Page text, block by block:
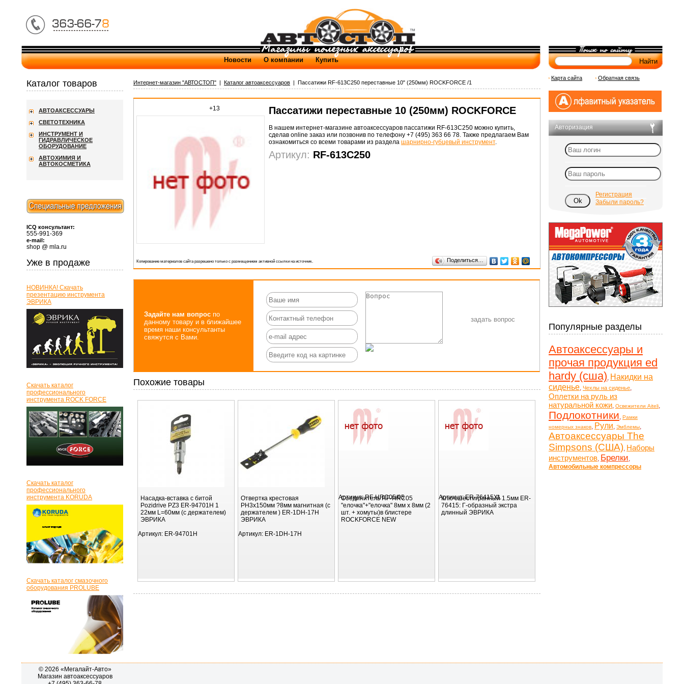
Новости О компании Купить
Интернет-магазин "АВТОСТОП" | Каталог автоаксессуаров | Пассатижи RF-613C250 переставные 10" (250мм) ROCKFORCE /1
+13 Пассатижи переставные 10 (250мм) ROCKFORCE
В нашем интернет-магазине автоаксессуаров пассатижи RF-613C250 можно купить,
сделав online заказ или позвонив по телефону +7 (495) 363 66 78. Также предлагаем Вам
ознакомиться со всеми товарами из раздела шарнирно-губцевый инструмент.
Артикул: RF-613C250
Копирование материалов сайта разрешено только с размещением активной ссылки на источник. Поделиться…
Задайте нам вопрос по
данному товару и в ближайшее
время наши консультанты
свяжутся с Вами.
Похожие товары
Насадка-вставка с битой
Pozidrive PZ3 ER-94701H 1
22мм L=60мм (с держателем)
ЭВРИКА
Артикул: ER-94701H
Отвертка крестовая
PH3х150мм ?8мм магнитная (с
держателем ) ER-1DH-17H
ЭВРИКА
Артикул: ER-1DH-17H
Соединитель RF-HRC05
"елочка"+"елочка" 8мм x 8мм (2
шт. + хомуты)в блистере
ROCKFORCE NEW
Артикул:RF-HRC05/05
Ключ шестигранный 1.5мм ER-
76415: Г-образный экстра
длинный ЭВРИКА
Артикул:ER-76415XL
Каталог товаров
АВТОАКСЕССУАРЫ
СВЕТОТЕХНИКА
ИНСТРУМЕНТ И
ГИДРАВЛИЧЕСКОЕ
ОБОРУДОВАНИЕ
АВТОХИМИЯ И
АВТОКОСМЕТИКА
ICQ консультант:
555-991-369
e-mail:
shop @ mla.ru
Уже в продаже
НОВИНКА! Скачать
презентацию инструмента
ЭВРИКА
Скачать каталог
профессионального
инструмента ROCK FORCE
Скачать каталог
профессионального
инструмента KORUDA
Скачать каталог смазочного
оборудования PROLUBE
Карта сайта Обратная связь
Авторизация
Регистрация
Забыли пароль?
Популярные разделы
Автоаксессуары и
прочая продукция ed
hardy (сша), Накидки на
сиденье, Чехлы на сиденье,
Оплетки на руль из
натуральной кожи, Освежители Aiteli,
Подлокотники, Рамки
номерных знаков, Рули, Эмблемы,
Автоаксессуары The
Simpsons (США), Наборы
инструментов, Брелки,
Автомобильные компрессоры
© 2026 «Мегалайт-Авто»
Магазин автоаксессуаров